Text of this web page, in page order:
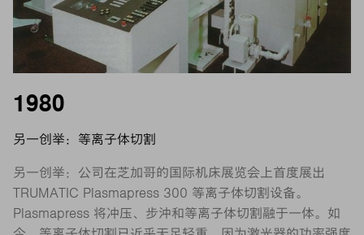
1980
另一创举：等离子体切割
另一创举：公司在芝加哥的国际机床展览会上首度展出
TRUMATIC Plasmapress 300 等离子体切割设备。
Plasmapress 将冲压、步沖和等离子体切割融于一体。如